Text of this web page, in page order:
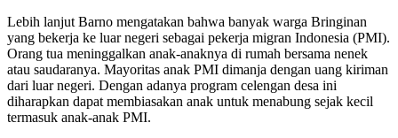
Lebih lanjut Barno mengatakan bahwa banyak warga Bringinan
yang bekerja ke luar negeri sebagai pekerja migran Indonesia (PMI).
Orang tua meninggalkan anak-anaknya di rumah bersama nenek
atau saudaranya. Mayoritas anak PMI dimanja dengan uang kiriman
dari luar negeri. Dengan adanya program celengan desa ini
diharapkan dapat membiasakan anak untuk menabung sejak kecil
termasuk anak-anak PMI.